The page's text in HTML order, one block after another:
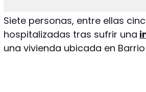
Siete personas, entre ellas
hospitalizadas tras sufrir una
una vivienda ubicada en